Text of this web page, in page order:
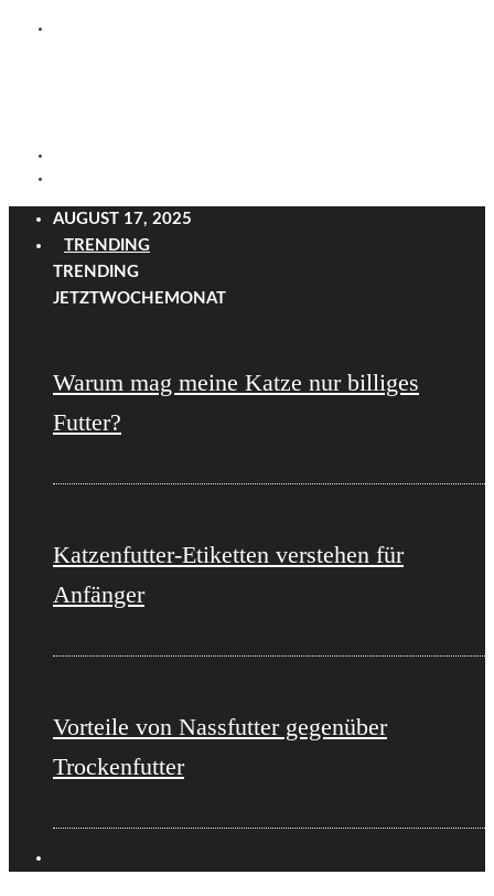
AUGUST 17, 2025
TRENDING
TRENDING
JETZTWOCHE MONAT
Warum mag meine Katze nur billiges
Futter?
Katzenfutter-Etiketten verstehen für
Anfänger
Vorteile von Nassfutter gegenüber
Trockenfutter